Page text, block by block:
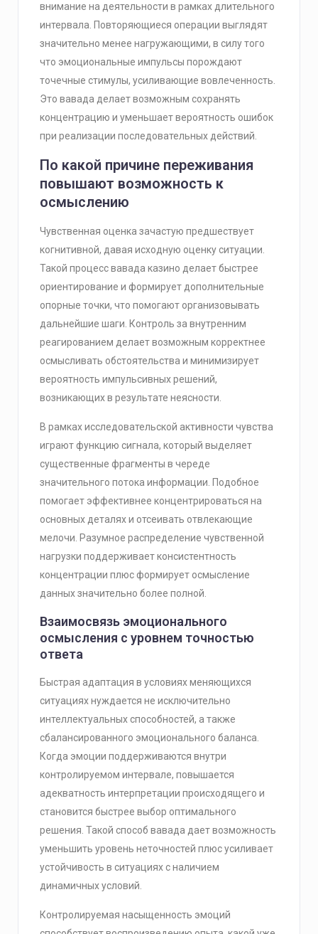
внимание на деятельности в рамках длительного
интервала. Повторяющиеся операции выглядят
значительно менее нагружающими, в силу того
что эмоциональные импульсы порождают
точечные стимулы, усиливающие вовлеченность.
Это вавада делает возможным сохранять
концентрацию и уменьшает вероятность ошибок
при реализации последовательных действий.
По какой причине переживания
повышают возможность к
осмыслению
Чувственная оценка зачастую предшествует
когнитивной, давая исходную оценку ситуации.
Такой процесс вавада казино делает быстрее
ориентирование и формирует дополнительные
опорные точки, что помогают организовывать
дальнейшие шаги. Контроль за внутренним
реагированием делает возможным корректнее
осмысливать обстоятельства и минимизирует
вероятность импульсивных решений,
возникающих в результате неясности.
В рамках исследовательской активности чувства
играют функцию сигнала, который выделяет
существенные фрагменты в череде
значительного потока информации. Подобное
помогает эффективнее концентрироваться на
основных деталях и отсеивать отвлекающие
мелочи. Разумное распределение чувственной
нагрузки поддерживает консистентность
концентрации плюс формирует осмысление
данных значительно более полной.
Взаимосвязь эмоционального
осмысления c уровнем точностью
ответа
Быстрая адаптация в условиях меняющихся
ситуациях нуждается не исключительно
интеллектуальных способностей, а также
сбалансированного эмоционального баланса.
Когда эмоции поддерживаются внутри
контролируемом интервале, повышается
адекватность интерпретации происходящего и
становится быстрее выбор оптимального
решения. Такой способ вавада дает возможность
уменьшить уровень неточностей плюс усиливает
устойчивость в ситуациях c наличием
динамичных условий.
Контролируемая насыщенность эмоций